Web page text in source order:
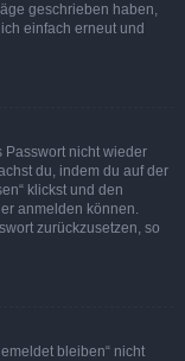
geschrieben haben,
einfach erneut und
Passwort nicht wieder
du, indem du auf der
klickst und den
anmelden können.
zurückzusetzen, so
bleiben“ nicht